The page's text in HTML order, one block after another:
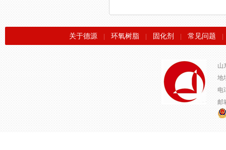
关于德源 环氧树脂 固化剂 常见问题
山
地
电
邮